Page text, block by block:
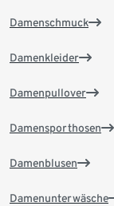
Damenschmuck
Damenkleider
Damenpullover
Damensporthosen
Damenblusen
Damenunterwäsche